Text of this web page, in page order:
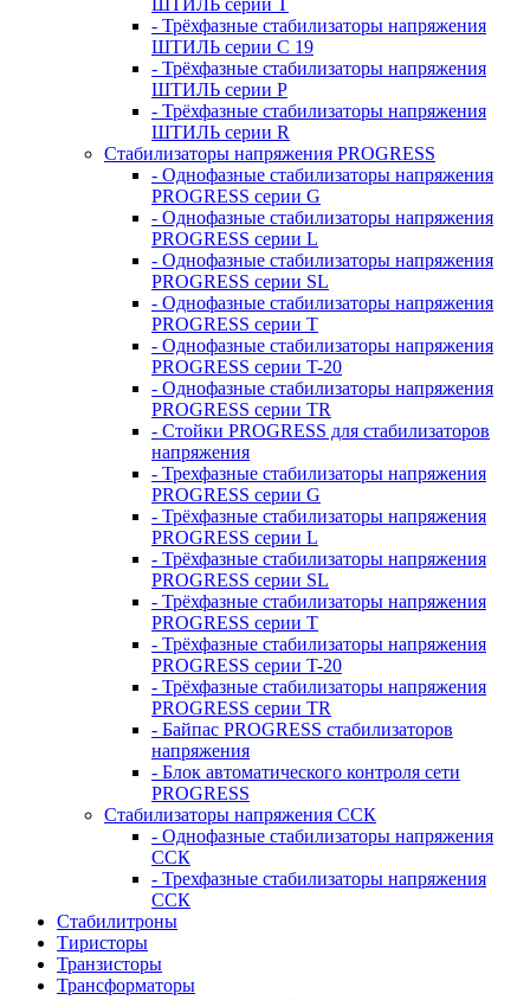
ШТИЛЬ серии T
- Трёхфазные стабилизаторы напряжения
ШТИЛЬ серии C 19
- Трёхфазные стабилизаторы напряжения
ШТИЛЬ серии P
- Трёхфазные стабилизаторы напряжения
ШТИЛЬ серии R
Стабилизаторы напряжения PROGRESS
- Однофазные стабилизаторы напряжения
PROGRESS серии G
- Однофазные стабилизаторы напряжения
PROGRESS серии L
- Однофазные стабилизаторы напряжения
PROGRESS серии SL
- Однофазные стабилизаторы напряжения
PROGRESS серии T
- Однофазные стабилизаторы напряжения
PROGRESS серии T-20
- Однофазные стабилизаторы напряжения
PROGRESS серии TR
- Стойки PROGRESS для стабилизаторов
напряжения
- Трехфазные стабилизаторы напряжения
PROGRESS серии G
- Трёхфазные стабилизаторы напряжения
PROGRESS серии L
- Трёхфазные стабилизаторы напряжения
PROGRESS серии SL
- Трёхфазные стабилизаторы напряжения
PROGRESS серии T
- Трёхфазные стабилизаторы напряжения
PROGRESS серии T-20
- Трёхфазные стабилизаторы напряжения
PROGRESS серии TR
- Байпас PROGRESS стабилизаторов
напряжения
- Блок автоматического контроля сети
PROGRESS
Стабилизаторы напряжения ССК
- Однофазные стабилизаторы напряжения
ССК
- Трехфазные стабилизаторы напряжения
ССК
Стабилитроны
Тиристоры
Транзисторы
Трансформаторы